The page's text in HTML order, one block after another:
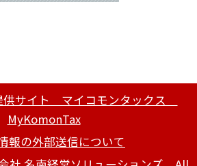
供サイト マイコモンタックス
MyKomonTax
報の外部送信について